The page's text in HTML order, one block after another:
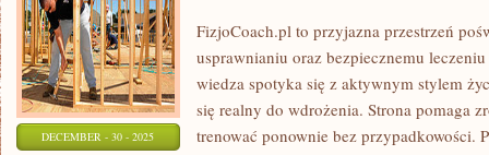
DECEMBER - 30 - 2025
FizjoCoach.pl to przyjazna przestrzeń
usprawnianiu oraz bezpiecznemu
wiedza spotyka się z aktywnym stylem
się realny do wdrożenia. Strona pomaga
trenować ponownie bez przypadkowości.